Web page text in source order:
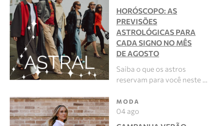
HORÓSCOPO: AS
PREVISÕES
ASTROLÓGICAS PARA
CADA SIGNO NO MÊS
DE AGOSTO
Saiba o que os astros
reservam para você neste …
MODA
04 ago